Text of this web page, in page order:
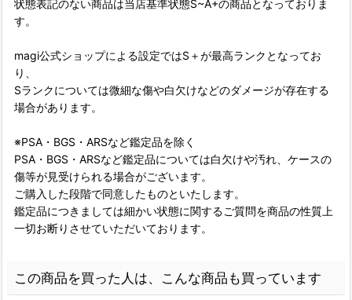
状態表記のない商品は当店基準状態S~A+の商品となっておりま
す。
magi公式ショップによる設定ではS＋が最高ランクとなってお
り、
Sランクについては微細な傷や白欠けなどのダメージが存在する
場合があります。
※PSA・BGS・ARSなど鑑定品を除く
PSA・BGS・ARSなど鑑定品については白欠けや汚れ、ケースの
傷等が見受けられる場合がございます。
ご購入した段階で同意したものといたします。
鑑定品につきましては細かい状態に関するご質問を商品の性質上
一切お断りさせていただいております。
この商品を買った人は、こんな商品も買っています